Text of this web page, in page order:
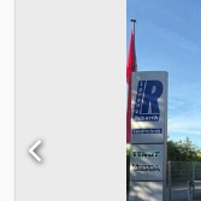
Zubehör = -
Sonnenschutzklappe
RK20.65 – lift achse –
Stoßfänger –
Gesamtgewicht
4.500 mm – = Weitere
Federung: